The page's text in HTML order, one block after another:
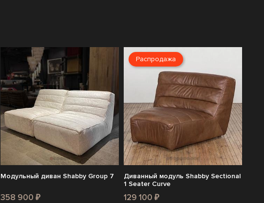
Модульный диван Shabby Group 7
358 900 ₽
Распродажа
Диванный модуль Shabby Sectional
1 Seater Curve
129 100 ₽